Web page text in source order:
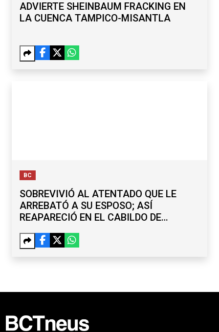
ADVIERTE SHEINBAUM FRACKING EN
LA CUENCA TAMPICO-MISANTLA
BC
SOBREVIVIÓ AL ATENTADO QUE LE
ARREBATÓ A SU ESPOSO; ASÍ
REAPARECIÓ EN EL CABILDO DE